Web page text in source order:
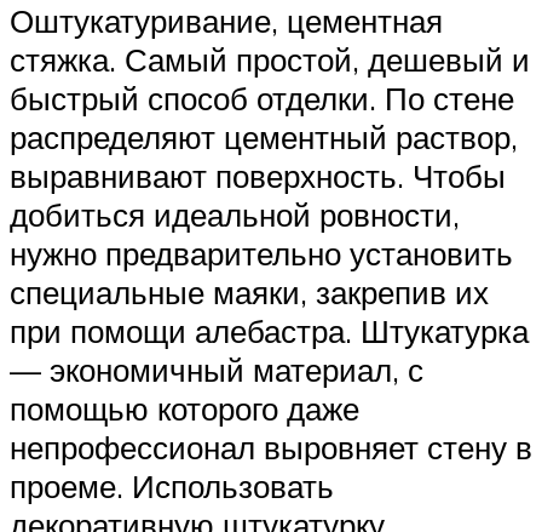
Оштукатуривание, цементная
стяжка. Самый простой, дешевый и
быстрый способ отделки. По стене
распределяют цементный раствор,
выравнивают поверхность. Чтобы
добиться идеальной ровности,
нужно предварительно установить
специальные маяки, закрепив их
при помощи алебастра. Штукатурка
— экономичный материал, с
помощью которого даже
непрофессионал выровняет стену в
проеме. Использовать